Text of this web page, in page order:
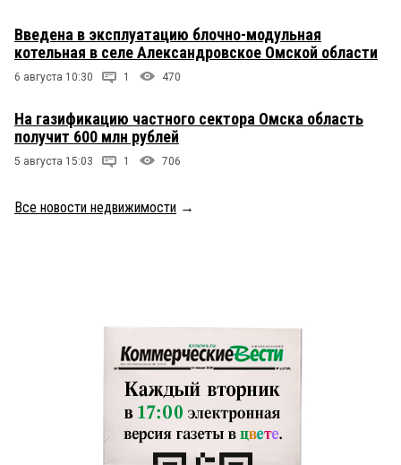
Введена в эксплуатацию блочно-модульная
котельная в селе Александровское Омской области
6 августа 10:30 1 470
На газификацию частного сектора Омска область
получит 600 млн рублей
5 августа 15:03 1 706
Все новости недвижимости →